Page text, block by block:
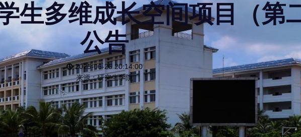
生多维成长空间项目（第
公告
2025-06-26 20:14:00
来源：研究生学院